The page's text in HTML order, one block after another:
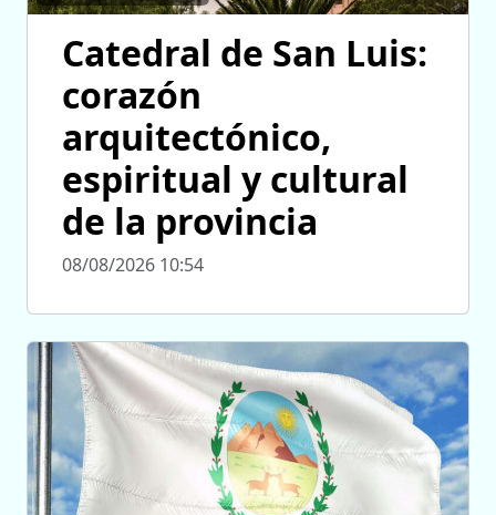
Catedral de San Luis:
corazón
arquitectónico,
espiritual y cultural
de la provincia
08/08/2026 10:54